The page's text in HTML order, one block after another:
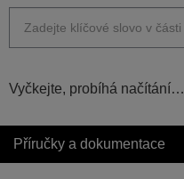
Vyčkejte, probíhá načítání…
Příručky a dokumentace